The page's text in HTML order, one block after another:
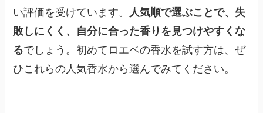
い評価を受けています。
人気順で選ぶことで、失
敗しにくく、自分に合った香りを見つけやすくな
るでしょう。初めてロエベの香水を試す方は、ぜ
ひこれらの人気香水から選んでみてください。